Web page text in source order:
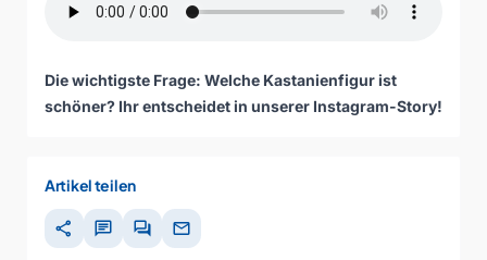
Die wichtigste Frage: Welche Kastanienfigur ist
schöner? Ihr entscheidet in unserer Instagram-Story!
Artikel teilen
share chat forum mail